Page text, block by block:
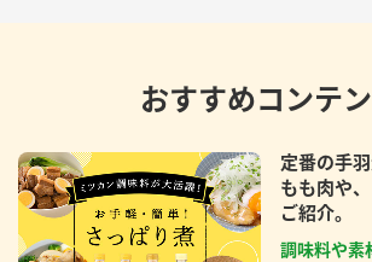
おすすめコンテ
定番の手
もも肉や
ご紹介。
調味料や素